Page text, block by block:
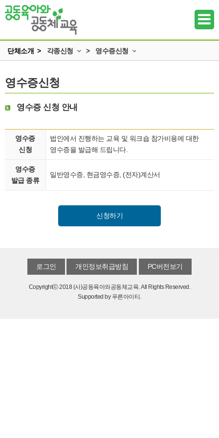
하위메뉴
하위메뉴
하위메뉴
하위메뉴
단체소개 > 각종신청 >
미션과 비전
조직
각종신청
찾아오시는 길
영수증신청
뉴스레터신청
영수증신청
영수증 신청 안내
영수증
신청
법인에서 진행하는 교육 및 워크숍 참가비용에 대한
영수증을 발급해 드립니다.
영수증
발급 종류
일반영수증, 현금영수증, (전자)계산서
신청하기
로그인 개인정보취급방침 PC버전보기
Copyrightⓒ 2018 (사)공동육아와공동체교육. All Rights Reserved.
Supported by 푸른아이티.